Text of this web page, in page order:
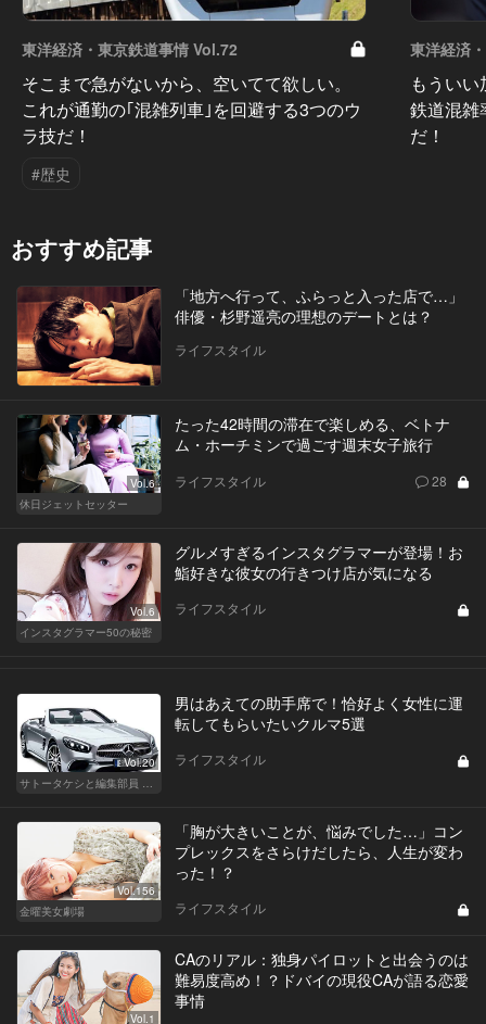
東洋経済・東京鉄道事情 Vol.72
そこまで急がないから、空いてて欲しい。
これが通勤の｢混雑列車｣を回避する3つのウ
ラ技だ！
#歴史
東洋経済
もうい
鉄道混雑
だ！
おすすめ記事
「地方へ行って、ふらっと入った店で…」
俳優・杉野遥亮の理想のデートとは？
ライフスタイル
Vol.6
休日ジェットセッター
たった42時間の滞在で楽しめる、ベトナ
ム・ホーチミンで過ごす週末女子旅行
ライフスタイル 28
Vol.6
インスタグラマー50の秘密
グルメすぎるインスタグラマーが登場！お
鮨好きな彼女の行きつけ店が気になる
ライフスタイル
Vol.20
サトータケシと編集部員 船山の"CAR GENTSへの道"
男はあえての助手席で！恰好よく女性に運
転してもらいたいクルマ5選
ライフスタイル
Vol.156
金曜美女劇場
「胸が大きいことが、悩みでした…」コン
プレックスをさらけだしたら、人生が変わ
った！？
ライフスタイル
Vol.1
CAのリアル：独身パイロットと出会うのは
難易度高め！？ドバイの現役CAが語る恋愛
事情